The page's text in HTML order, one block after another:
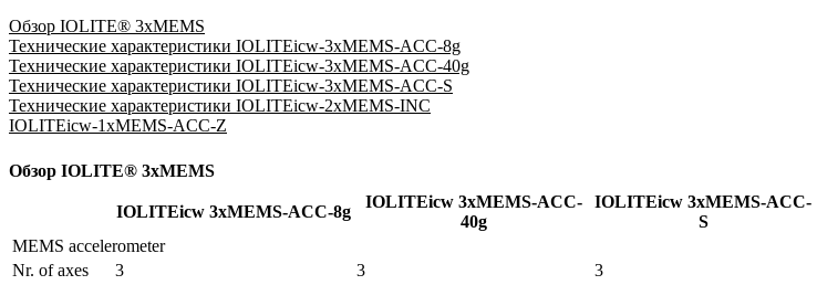
Обзор IOLITE® 3xMEMS
Технические характеристики IOLITEicw-3xMEMS-ACC-8g
Технические характеристики IOLITEicw-3xMEMS-ACC-40g
Технические характеристики IOLITEicw-3xMEMS-ACC-S
Технические характеристики IOLITEicw-2xMEMS-INC
IOLITEicw-1xMEMS-ACC-Z
Обзор IOLITE® 3xMEMS
IOLITEicw 3xMEMS-ACC-8g
IOLITEicw 3xMEMS-ACC-
40g
IOLITEicw 3xMEMS-ACC-
S
MEMS accelerometer
Nr. of axes
3 3 3